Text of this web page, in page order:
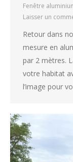
Fenêtre
Laisser un
Retour dans
mesure en
par 2 mètres.
votre habitat
l’image pour